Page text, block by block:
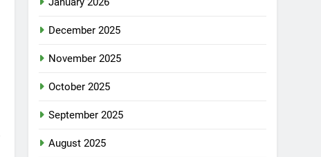
December 2025
November 2025
October 2025
September 2025
August 2025